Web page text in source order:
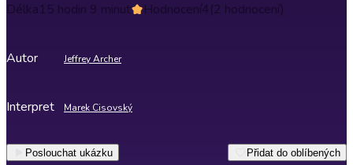
Délka15 hodin 9 minut Hodnocení4(2 hodnocení)
Autor Jeffrey Archer
Interpret Marek Cisovský
Poslouchat ukázku Přidat do oblíbených